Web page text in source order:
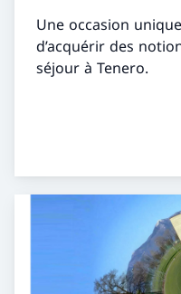
Une occasion
d’acquérir des
séjour à Tenero.